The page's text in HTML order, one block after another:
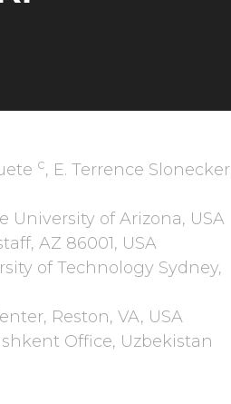
c, E. Terrence Slonecker
University of Arizona, USA
AZ 86001, USA
of Technology Sydney,
Reston, VA, USA
Office, Uzbekistan